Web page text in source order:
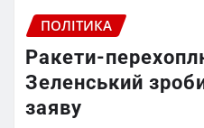
ПОЛІТИКА
Ракети-
Зеленський
заяву